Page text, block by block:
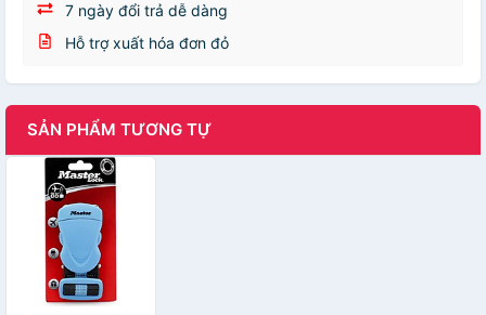
7 ngày đổi trả dễ dàng
Hỗ trợ xuất hóa đơn đỏ
SẢN PHẨM TƯƠNG TỰ